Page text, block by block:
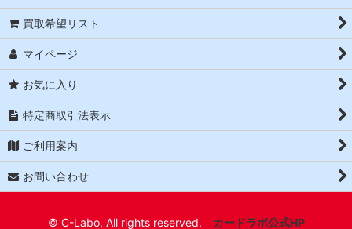
買取希望リスト
マイページ
お気に入り
特定商取引法表示
ご利用案内
お問い合わせ
© C-Labo, All rights reserved. カードラボ公式HP